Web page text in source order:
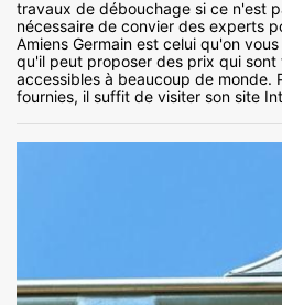
travaux de débouchage si ce n'est
nécessaire de convier des experts
Amiens Germain est celui qu'on
qu'il peut proposer des prix qui
accessibles à beaucoup de monde.
fournies, il suffit de visiter son site